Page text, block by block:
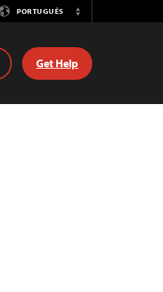
PORTUGUÊS
Switch
Get Help